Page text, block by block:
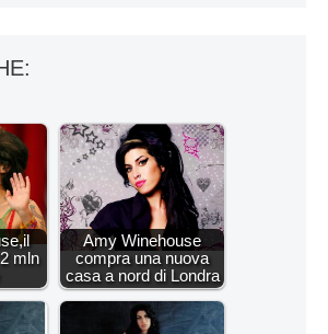
mln
Amy Winehouse
compra una nuova
casa a nord di Londra